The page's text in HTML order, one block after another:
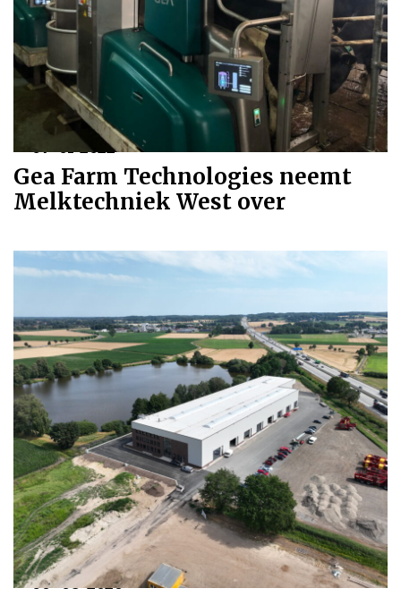
07-01-2022
Gea Farm Technologies neemt
Melktechniek West over
06-08-2026